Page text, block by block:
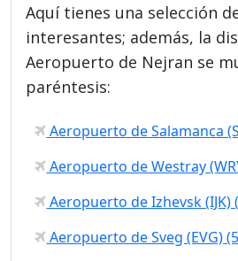
Aquí tienes una selección
interesantes; además, la
Aeropuerto de Nejran se
paréntesis:
Aeropuerto de Salamanca
Aeropuerto de Westray
Aeropuerto de Izhevsk (IJK)
Aeropuerto de Sveg (EVG)